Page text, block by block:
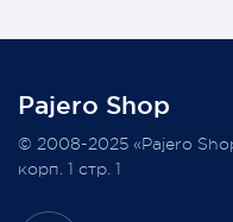
Всегда Ваш, Pajero Shop
3 февраля 2022
Pajero Shop
© 2008-2025 «Pajero
корп. 1 стр. 1